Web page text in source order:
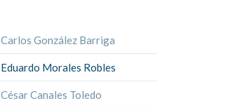
Carlos González Barriga
Eduardo Morales Robles
César Canales Toledo